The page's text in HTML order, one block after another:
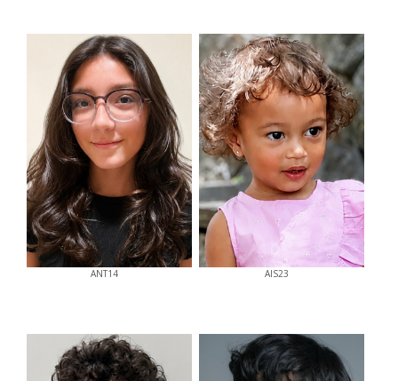
ANT14 AIS23